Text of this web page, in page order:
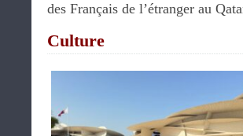
des Français de l’étranger au
Culture